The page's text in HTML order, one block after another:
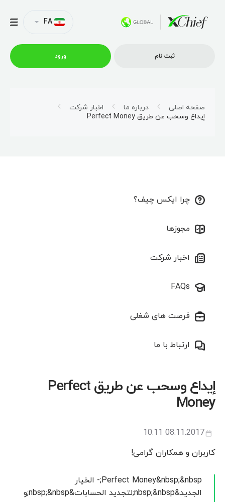
همکاری
FA
ثبت نام ورود
صفحه اصلی درباره ما
اخبار شرکت
إيداع وسحب عن طريق Perfect Money
چرا ایکس چیف؟
مجوزها
اخبار شرکت
FAQs
فرصت های شغلی
ارتباط با ما
إيداع وسحب عن طريق Perfect
Money
08.11.2017 10:11
کاربران و همکاران گرامی!
Perfect Money&nbsp;&nbsp;- الخيار
الجديد&nbsp;&nbsp;لتجديد الحسابات&nbsp;&nbsp;و